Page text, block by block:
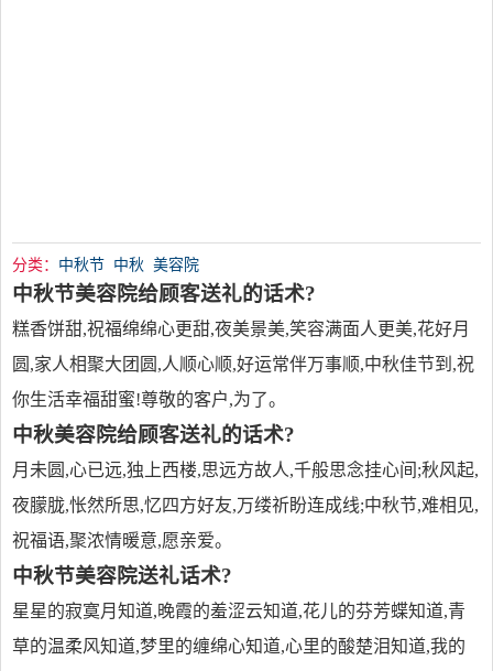
分类： 中秋节 中秋 美容院
中秋节美容院给顾客送礼的话术?
糕香饼甜,祝福绵绵心更甜,夜美景美,笑容满面人更美,花好月
圆,家人相聚大团圆,人顺心顺,好运常伴万事顺,中秋佳节到,祝
你生活幸福甜蜜!尊敬的客户,为了。
中秋美容院给顾客送礼的话术?
月未圆,心已远,独上西楼,思远方故人,千般思念挂心间;秋风起,
夜朦胧,怅然所思,忆四方好友,万缕祈盼连成线;中秋节,难相见,
祝福语,聚浓情暖意,愿亲爱。
中秋节美容院送礼话术?
星星的寂寞月知道,晚霞的羞涩云知道,花儿的芬芳蝶知道,青
草的温柔风知道,梦里的缠绵心知道,心里的酸楚泪知道,我的